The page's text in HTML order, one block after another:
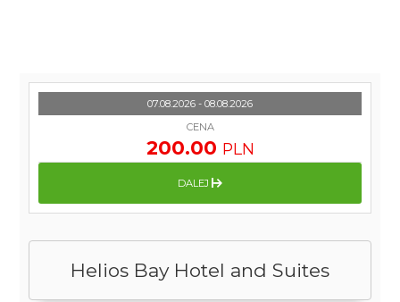
Helios Bay Hotel and Suites
07.08.2026 - 08.08.2026
CENA
200.00 PLN
DALEJ